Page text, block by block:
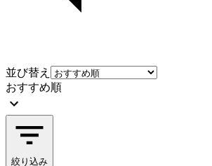
並び替え
おすすめ順
絞り込み